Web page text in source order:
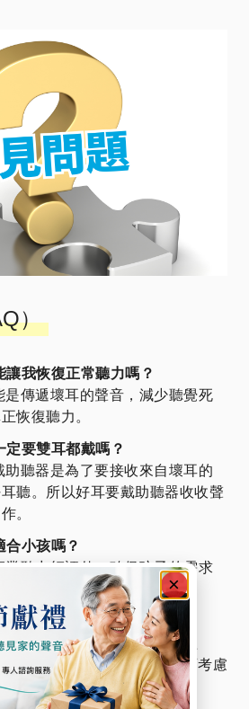
）
我恢復正常聽力嗎？
傳遞壞耳的聲音，減少聽覺死
恢復聽力。
要雙耳都戴嗎？
聽器是為了要接收來自壞耳的
聽。所以好耳要戴助聽器收收聲
。
合小孩嗎？
聽力師評估，確保孩子的需求
式助聽器還是人工耳蝸？
或壞耳條件不符人工耳蝸植
案；若想重建雙耳聽覺，則可考慮